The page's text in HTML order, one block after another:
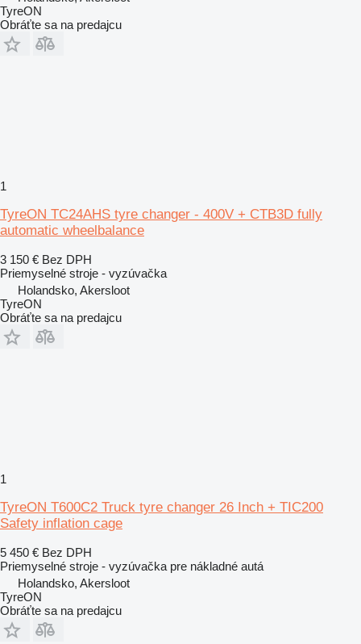
TyreON
Obráťte sa na predajcu
1
TyreON TC24AHS tyre changer - 400V + CTB3D fully
automatic wheelbalance
3 150 € Bez DPH
Priemyselné stroje - vyzúvačka
Holandsko, Akersloot
TyreON
Obráťte sa na predajcu
1
TyreON T600C2 Truck tyre changer 26 Inch + TIC200
Safety inflation cage
5 450 € Bez DPH
Priemyselné stroje - vyzúvačka pre nákladné autá
Holandsko, Akersloot
TyreON
Obráťte sa na predajcu